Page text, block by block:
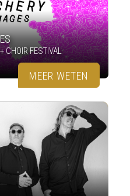
CHOIR FESTIVAL
MEER WETEN